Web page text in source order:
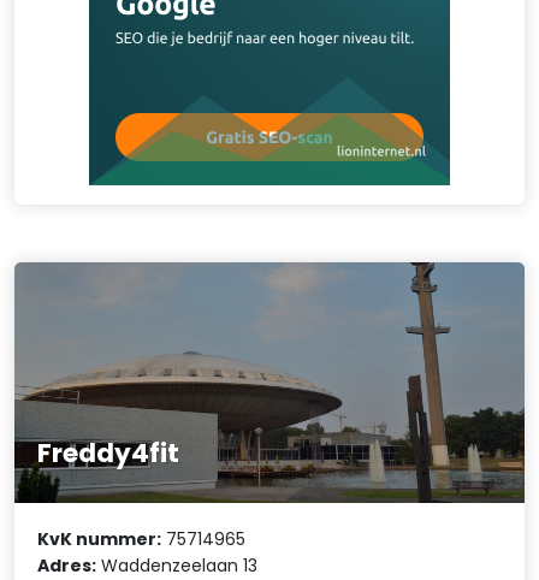
Freddy4fit
KvK nummer: 75714965
Adres: Waddenzeelaan 13